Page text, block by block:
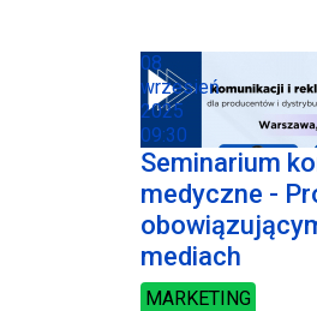
08
wrzesień
2025
09:30
Seminarium
medyczne -
mediach
MARKETING